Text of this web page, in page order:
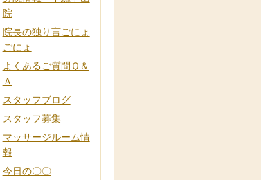
院
院長の独り言ごにょ
ごにょ
よくあるご質問Ｑ＆
Ａ
スタッフブログ
スタッフ募集
マッサージルーム情
報
今日の〇〇